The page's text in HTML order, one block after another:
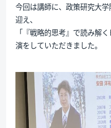
今回は講師に、政策研究
迎え、
「『戦略的思考』で読み解
演をしていただきました。